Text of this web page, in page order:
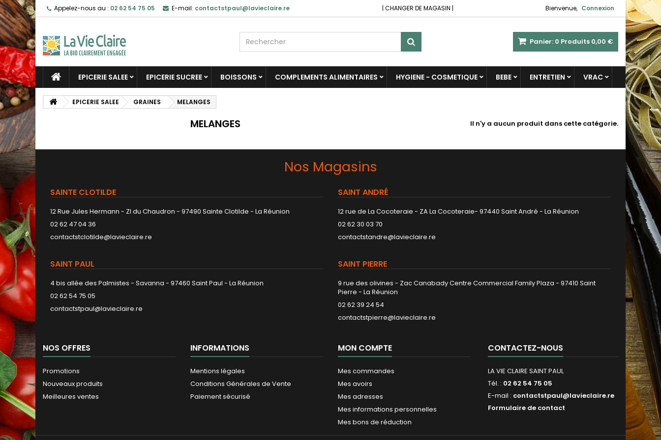
Bienvenue, Connexion
Appelez-nous au : 02 62 54 75 05 E-mail: contactstpaul@lavieclaire.re | CHANGER DE MAGASIN |
Panier: 0 Produits 0,00 €
EPICERIE SALEE EPICERIE SUCREE BOISSONS COMPLEMENTS ALIMENTAIRES HYGIENE - COSMETIQUE BEBE ENTRETIEN VRAC
EPICERIE SALEE GRAINES MELANGES
MELANGES Il n'y a aucun produit dans cette catégorie.
Nos Magasins
SAINTE CLOTILDE
12 Rue Jules Hermann - ZI du Chaudron - 97490 Sainte Clotilde - La Réunion
02 62 47 04 36
contactstclotilde@lavieclaire.re
SAINT ANDRÉ
12 rue de La Cocoteraie - ZA La Cocoteraie- 97440 Saint André - La Réunion
02 62 30 03 70
contactstandre@lavieclaire.re
SAINT PAUL
4 bis allée des Palmistes - Savanna - 97460 Saint Paul - La Réunion
02 62 54 75 05
contactstpaul@lavieclaire.re
SAINT PIERRE
9 rue des olivines - Zac Canabady Centre Commercial Family Plaza - 97410 Saint
Pierre - La Réunion
02 62 39 24 54
contactstpierre@lavieclaire.re
NOS OFFRES
Promotions
Nouveaux produits
Meilleures ventes
INFORMATIONS
Mentions légales
Conditions Générales de Vente
Paiement sécurisé
MON COMPTE
Mes commandes
Mes avoirs
Mes adresses
Mes informations personnelles
Mes bons de réduction
CONTACTEZ-NOUS
LA VIE CLAIRE SAINT PAUL
Tél. : 02 62 54 75 05
E-mail : contactstpaul@lavieclaire.re
Formulaire de contact